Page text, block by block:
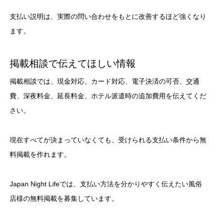
支払い説明は、実際の問い合わせをもとに改善するほど強くなり
ます。
掲載相談で伝えてほしい情報
掲載相談では、現金対応、カード対応、電子決済の可否、交通
費、深夜料金、延長料金、ホテル派遣時の追加費用を伝えてくだ
さい。
現在すべてが決まっていなくても、受けられる支払い条件から無
料掲載を作れます。
Japan Night Lifeでは、支払い方法を分かりやすく伝えたい風俗
店様の無料掲載を募集しています。